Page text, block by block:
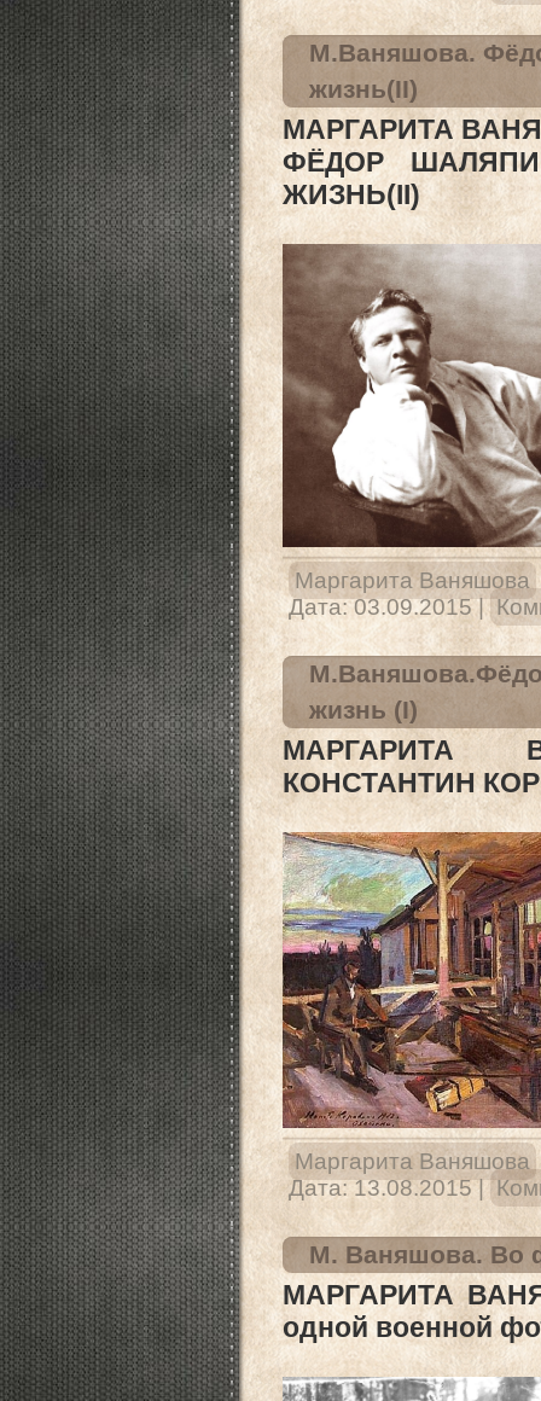
М.Ваняшова.
жизнь(II)
МАРГАРИТА
ФЁДОР
ЖИЗНЬ(II)
Маргарита Ваняшова
Дата: 03.09.2015 |
жизнь (I)
МАРГАРИТА
КОНСТАНТИН
Маргарита Ваняшова
Дата: 13.08.2015 |
М. Ваняшова. Во
МАРГАРИТА
одной военной